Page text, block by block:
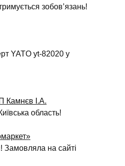
зобов’язань!
YATO yt-82020 у
Камнєв І.А.
область!
Замовляла на сайті